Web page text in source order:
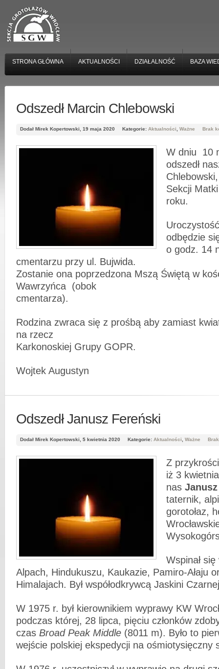
STRONA GŁÓWNA AKTUALNOŚCI DZIAŁALNOŚĆ BAZA
Odszedł Marcin Chlebowski
Dodał Mirek Kopertowski, 19 maja 2020 Kategorie: Aktualności, Ważne Brak
W dniu 10
odszedł
Sekcji
roku.
odbędzie
o godz. 14
cmentarzu przy ul. Bujwida.
Zostanie ona poprzedzona Mszą Świętą w
Wawrzyńca (obok
cmentarza).
Rodzina zwraca się z prośbą aby zamiast
na rzecz
Karkonoskiej Grupy GOPR.
Wojtek Augustyn
Odszedł Janusz Fereński
Dodał Mirek Kopertowski, 5 kwietnia 2020 Kategorie: Aktualności, Ważne
Z
iż 3
nas
taternik,
gorotołaz,
Wspinał
Alpach, Hindukuszu, Kaukazie, Pamiro-Ałaju
Himalajach. Był współodkrywcą Jaskini
W 1975 r. był kierownikiem wyprawy KW
podczas której, 28 lipca, pięciu członków
czas Broad Peak Middle (8011 m). Było to
wejście polskiej ekspedycji na ośmiotysięczny